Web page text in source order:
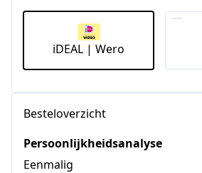
iDEAL | Wero
Besteloverzicht
Persoonlijkheidsanalyse
Eenmalig